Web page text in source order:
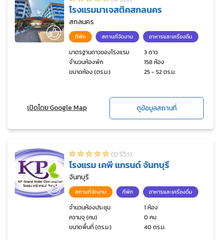
โรงแรมมาเจสติคสกลนคร
สกลนคร
ที่พัก สถานที่จัดงาน อาหารและเครื่องดื่ม
มาตรฐานดาวของโรงแรม
3 ดาว
จำนวนห้องพัก
158 ห้อง
ขนาดห้อง (ตร.ม.)
25 - 52 ตร.ม.
เปิดโดย Google Map ดูข้อมูลสถานที่
(0 รีวิว)
โรงแรม เคพี แกรนด์ จันทบุรี
จันทบุรี
สถานที่จัดงาน ที่พัก อาหารและเครื่องดื่ม
จำนวนห้องประชุม
1 ห้อง
ความจุ (คน)
0 คน
ขนาดพื้นที่ (ตร.ม.)
40 ตร.ม.